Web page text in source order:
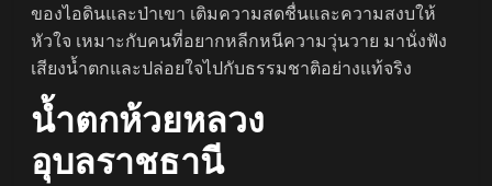
ของไอดินและป่าเขา เติมความสดชื่นและความสงบให้
หัวใจ เหมาะกับคนที่อยากหลีกหนีความวุ่นวาย มานั่งฟัง
เสียงน้ำตกและปล่อยใจไปกับธรรมชาติอย่างแท้จริง
น้ำตกห้วยหลวง
อุบลราชธานี